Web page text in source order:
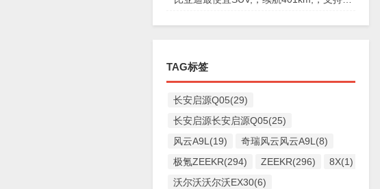
TAG标签
长安启源Q05(29)
长安启源长安启源Q05(25)
风云A9L(19)
奇瑞风云风云A9L(8)
极氪ZEEKR(294)
ZEEKR(296)
8X(1)
沃尔沃沃尔沃EX30(6)